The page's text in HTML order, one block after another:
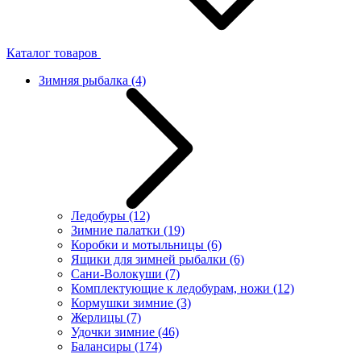
Каталог товаров
Зимняя рыбалка (4)
Ледобуры (12)
Зимние палатки (19)
Коробки и мотыльницы (6)
Ящики для зимней рыбалки (6)
Сани-Волокуши (7)
Комплектующие к ледобурам, ножи (12)
Кормушки зимние (3)
Жерлицы (7)
Удочки зимние (46)
Балансиры (174)